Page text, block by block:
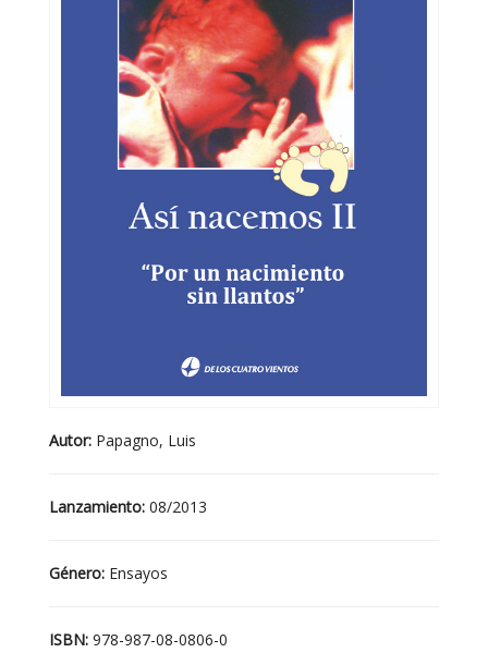
Autor: Papagno, Luis
Lanzamiento: 08/2013
Género: Ensayos
ISBN: 978-987-08-0806-0